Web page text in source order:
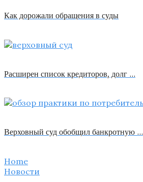
Как дорожали обращения в суды
Расширен список кредиторов, долг …
Верховный суд обобщил банкротную …
Home
Новости